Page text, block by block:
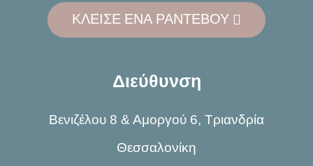
ΚΛΕΙΣΕ ΕΝΑ ΡΑΝΤΕΒΟΥ
Διεύθυνση
Βενιζέλου 8 & Αμοργού 6, Τριανδρία
Θεσσαλονίκη